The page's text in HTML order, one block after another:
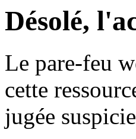
Désolé,
Le pare-feu
cette
jugée